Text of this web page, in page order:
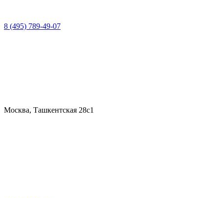
8 (495) 789-49-07
Москва, Ташкентская 28с1